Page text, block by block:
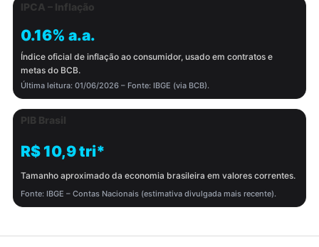
IPCA – Inflação
0.16% a.a.
Índice oficial de inflação ao consumidor, usado em contratos e
metas do BCB.
Última leitura: 01/06/2026 – Fonte: IBGE (via BCB).
PIB Brasil
R$ 10,9 tri*
Tamanho aproximado da economia brasileira em valores correntes.
Fonte: IBGE – Contas Nacionais (estimativa divulgada mais recente).